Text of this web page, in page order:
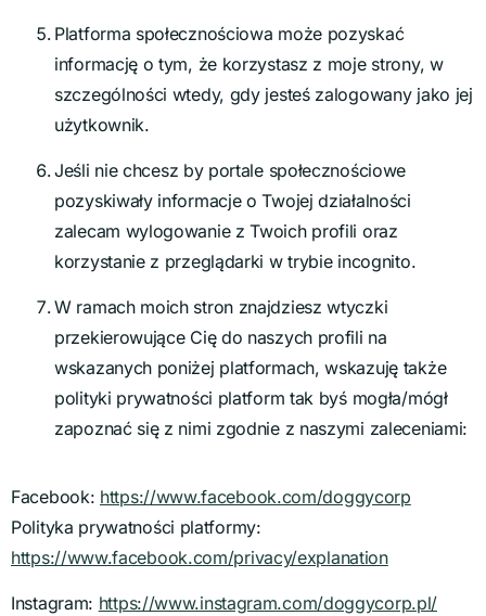
Platforma społecznościowa może pozyskać
informację o tym, że korzystasz z moje strony, w
szczególności wtedy, gdy jesteś zalogowany jako jej
użytkownik.
Jeśli nie chcesz by portale społecznościowe
pozyskiwały informacje o Twojej działalności
zalecam wylogowanie z Twoich profili oraz
korzystanie z przeglądarki w trybie incognito.
W ramach moich stron znajdziesz wtyczki
przekierowujące Cię do naszych profili na
wskazanych poniżej platformach, wskazuję także
polityki prywatności platform tak byś mogła/mógł
zapoznać się z nimi zgodnie z naszymi zaleceniami:
Facebook: https://www.facebook.com/doggycorp
Polityka prywatności platformy:
https://www.facebook.com/privacy/explanation
Instagram: https://www.instagram.com/doggycorp.pl/